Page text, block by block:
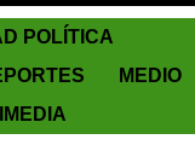
POLÍTICA
MEDIO